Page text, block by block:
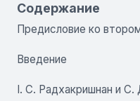
Содержание
Предисловие ко
Введение
I. С. Радхакришнан и С.